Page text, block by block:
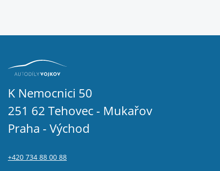
K Nemocnici 50
251 62 Tehovec - Mukařov
Praha - Východ
+420 734 88 00 88